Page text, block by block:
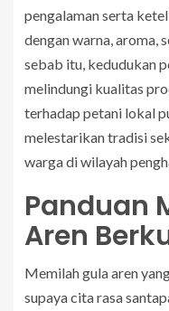
pengalaman serta
dengan warna, aroma,
sebab itu, kedudukan
melindungi kualitas
terhadap petani lokal
melestarikan tradisi
warga di wilayah
Panduan
Aren
Memilah gula aren
supaya cita rasa